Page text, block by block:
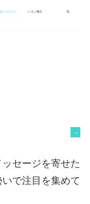
セージを寄せた
で注目を集めて